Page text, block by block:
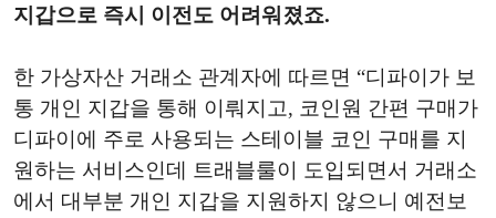
지갑으로 즉시 이전도 어려워졌죠.
한 가상자산 거래소 관계자에 따르면 “디파이가 보
통 개인 지갑을 통해 이뤄지고, 코인원 간편 구매가
디파이에 주로 사용되는 스테이블 코인 구매를 지
원하는 서비스인데 트래블룰이 도입되면서 거래소
에서 대부분 개인 지갑을 지원하지 않으니 예전보